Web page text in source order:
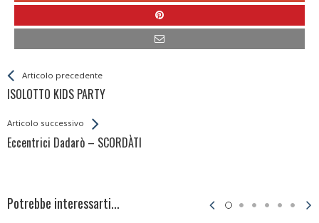
LeggiArticolo precedente
ISOLOTTO KIDS PARTY
Back
All
Articolo successivo
Eccentrici Dadarò – SCORDÀTI
Potrebbe interessarti...